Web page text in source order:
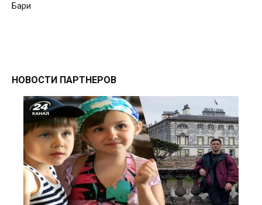
Бари
НОВОСТИ ПАРТНЕРОВ